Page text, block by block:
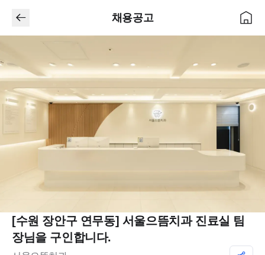
채용공고
[수원 장안구 연무동] 서울으뜸치과 진료실 팀
장님을 구인합니다.